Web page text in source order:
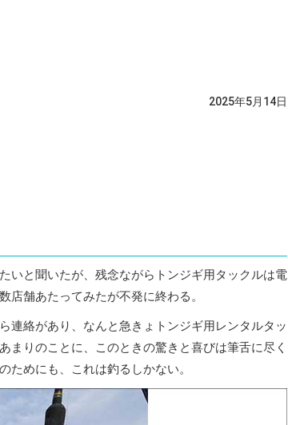
2025年5月14日
いと聞いたが、残念ながらトンジギ用タックルは電
店舗あたってみたが不発に終わる。
連絡があり、なんと急きょトンジギ用レンタルタッ
まりのことに、このときの驚きと喜びは筆舌に尽く
ためにも、これは釣るしかない。